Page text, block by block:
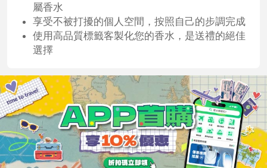
屬香水
享受不被打擾的個人空間，按照自己的步調完成
使用高品質標籤客製化您的香水，是送禮的絕佳
選擇